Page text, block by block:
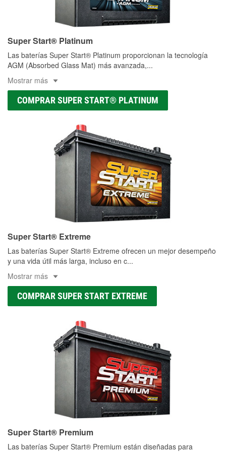
Super Start® Platinum
Las baterías Super Start® Platinum proporcionan la tecnología
AGM (Absorbed Glass Mat) más avanzada,...
Mostrar más
COMPRAR SUPER START® PLATINUM
Super Start® Extreme
Las baterías Super Start® Extreme ofrecen un mejor desempeño
y una vida útil más larga, incluso en c...
Mostrar más
COMPRAR SUPER START EXTREME
Super Start® Premium
Las baterías Super Start® Premium están diseñadas para